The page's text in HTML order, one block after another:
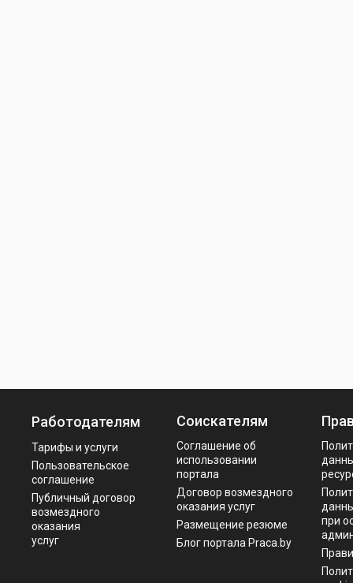
Работодателям
Тарифы и услуги
Пользовательское
соглашение
Публичный договор
возмездного
оказания
услуг
Соискателям
Соглашение об
использовании
портала
Договор возмездного
оказания услуг
Размещение резюме
Блог портала Praca.by
при